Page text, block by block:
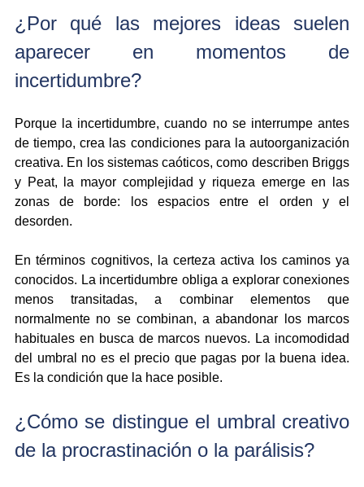
¿Por qué las mejores ideas suelen
aparecer en momentos de
incertidumbre?
Porque la incertidumbre, cuando no se interrumpe antes
de tiempo, crea las condiciones para la autoorganización
creativa. En los sistemas caóticos, como describen Briggs
y Peat, la mayor complejidad y riqueza emerge en las
zonas de borde: los espacios entre el orden y el
desorden.
En términos cognitivos, la certeza activa los caminos ya
conocidos. La incertidumbre obliga a explorar conexiones
menos transitadas, a combinar elementos que
normalmente no se combinan, a abandonar los marcos
habituales en busca de marcos nuevos. La incomodidad
del umbral no es el precio que pagas por la buena idea.
Es la condición que la hace posible.
¿Cómo se distingue el umbral creativo
de la procrastinación o la parálisis?